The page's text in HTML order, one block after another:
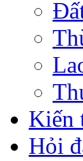
Kiến
Hỏi